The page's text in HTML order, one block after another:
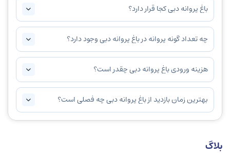
باغ پروانه دبی کجا قرار دارد؟
چه تعداد گونه پروانه در باغ پروانه دبی وجود دارد؟
هزینه ورودی باغ پروانه دبی چقدر است؟
بهترین زمان بازدید از باغ پروانه دبی چه فصلی است؟
بلاگ